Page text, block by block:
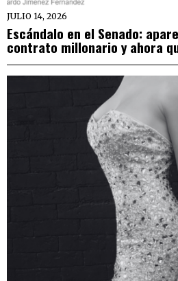
JULIO 14, 2026
Escándalo en el Senado:
contrato millonario y ahora